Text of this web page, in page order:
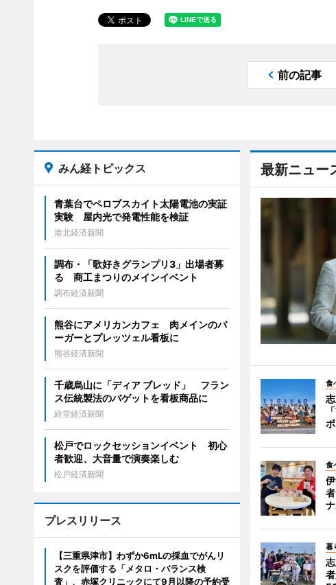
前の記事
最新ニュー
食
食
暮
みん経トピックス
青葉台でペロブスカイト太陽電池の実証
実験 屋内光で発電性能を検証
港北経済新聞
調布・「歌好きグランプリ3」出場者募
る 商工まつりのメインイベント
調布経済新聞
熊谷にアメリカンカフェ 肉メインのバ
ーガーとプレッツェル看板に
熊谷経済新聞
千歳烏山に「ディア ブレッド」 フラン
ス伝統製法のバゲットを看板商品に
経堂経済新聞
松戸でロックセッションイベント 初心
者歓迎、大音量で演奏楽しむ
松戸経済新聞
プレスリリース
【三重県津市】わずか6mLの採血でがんリ
スクを評価する「メタロ・バランス検
査」、赤塚クリニックにて9月以降の予約受